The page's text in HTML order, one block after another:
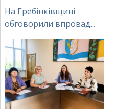
На Гребінківщині
обговорили впровад...